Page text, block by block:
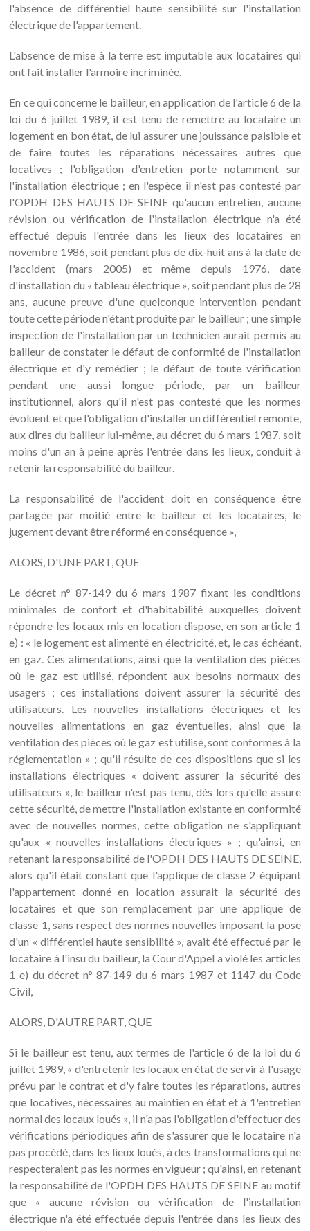
l'absence de différentiel haute sensibilité sur l'installation
électrique de l'appartement.
L'absence de mise à la terre est imputable aux locataires qui
ont fait installer l'armoire incriminée.
En ce qui concerne le bailleur, en application de l'article 6 de la
loi du 6 juillet 1989, il est tenu de remettre au locataire un
logement en bon état, de lui assurer une jouissance paisible et
de faire toutes les réparations nécessaires autres que
locatives ; l'obligation d'entretien porte notamment sur
l'installation électrique ; en l'espèce il n'est pas contesté par
l'OPDH DES HAUTS DE SEINE qu'aucun entretien, aucune
révision ou vérification de l'installation électrique n'a été
effectué depuis l'entrée dans les lieux des locataires en
novembre 1986, soit pendant plus de dix-huit ans à la date de
I'accident (mars 2005) et même depuis 1976, date
d'installation du « tableau électrique », soit pendant plus de 28
ans, aucune preuve d'une quelconque intervention pendant
toute cette période n'étant produite par le bailleur ; une simple
inspection de l'installation par un technicien aurait permis au
bailleur de constater le défaut de conformité de l'installation
électrique et d'y remédier ; le défaut de toute vérification
pendant une aussi longue période, par un bailleur
institutionnel, alors qu'il n'est pas contesté que les normes
évoluent et que l'obligation d'installer un différentiel remonte,
aux dires du bailleur lui-même, au décret du 6 mars 1987, soit
moins d'un an à peine après l'entrée dans les lieux, conduit à
retenir la responsabilité du bailleur.
La responsabilité de l'accident doit en conséquence être
partagée par moitié entre le bailleur et les locataires, le
jugement devant être réformé en conséquence »,
ALORS, D'UNE PART, QUE
Le décret n° 87-149 du 6 mars 1987 fixant les conditions
minimales de confort et d'habitabilité auxquelles doivent
répondre les locaux mis en location dispose, en son article 1
e) : « le logement est alimenté en électricité, et, le cas échéant,
en gaz. Ces alimentations, ainsi que la ventilation des pièces
où le gaz est utilisé, répondent aux besoins normaux des
usagers ; ces installations doivent assurer la sécurité des
utilisateurs. Les nouvelles installations électriques et les
nouvelles alimentations en gaz éventuelles, ainsi que la
ventilation des pièces où le gaz est utilisé, sont conformes à la
réglementation » ; qu'il résulte de ces dispositions que si les
installations électriques « doivent assurer la sécurité des
utilisateurs », le bailleur n'est pas tenu, dès lors qu'elle assure
cette sécurité, de mettre l'installation existante en conformité
avec de nouvelles normes, cette obligation ne s'appliquant
qu'aux « nouvelles installations électriques » ; qu'ainsi, en
retenant la responsabilité de l'OPDH DES HAUTS DE SEINE,
alors qu'il était constant que l'applique de classe 2 équipant
l'appartement donné en location assurait la sécurité des
locataires et que son remplacement par une applique de
classe 1, sans respect des normes nouvelles imposant la pose
d'un « différentiel haute sensibilité », avait été effectué par le
locataire à l'insu du bailleur, la Cour d'Appel a violé les articles
1 e) du décret n° 87-149 du 6 mars 1987 et 1147 du Code
Civil,
ALORS, D'AUTRE PART, QUE
Si le bailleur est tenu, aux termes de l'article 6 de la loi du 6
juillet 1989, « d'entretenir les locaux en état de servir à l'usage
prévu par le contrat et d'y faire toutes les réparations, autres
que locatives, nécessaires au maintien en état et à 1'entretien
normal des locaux loués », il n'a pas l'obligation d'effectuer des
vérifications périodiques afin de s'assurer que le locataire n'a
pas procédé, dans les lieux loués, à des transformations qui ne
respecteraient pas les normes en vigueur ; qu'ainsi, en retenant
la responsabilité de l'OPDH DES HAUTS DE SEINE au motif
que « aucune révision ou vérification de l'installation
électrique n'a été effectuée depuis l'entrée dans les lieux des